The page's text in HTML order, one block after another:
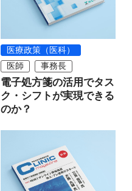
医療政策（医科）
医師
事務長
電子処方箋の活用でタス
ク・シフトが実現できる
のか？